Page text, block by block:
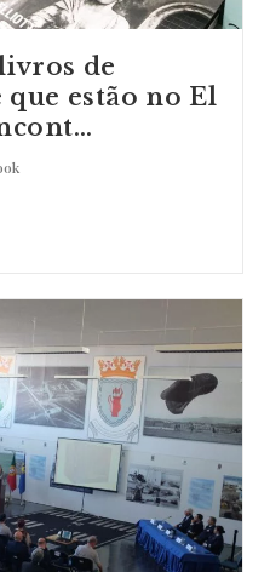
de
estão no El